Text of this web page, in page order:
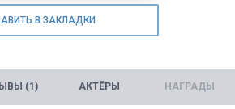
(1) АКТЁРЫ НАГРАДЫ